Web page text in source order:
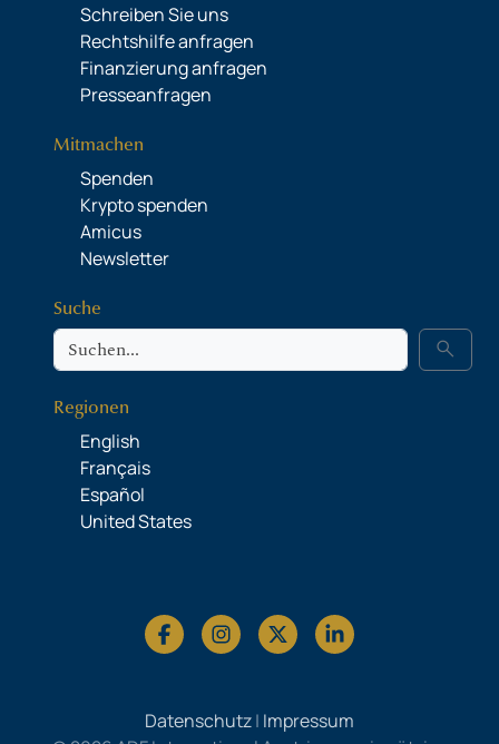
Schreiben Sie uns
Rechtshilfe anfragen
Finanzierung anfragen
Presseanfragen
Mitmachen
Spenden
Krypto spenden
Amicus
Newsletter
Suche
Suche search
Regionen
English
Français
Español
United States
Datenschutz| Impressum